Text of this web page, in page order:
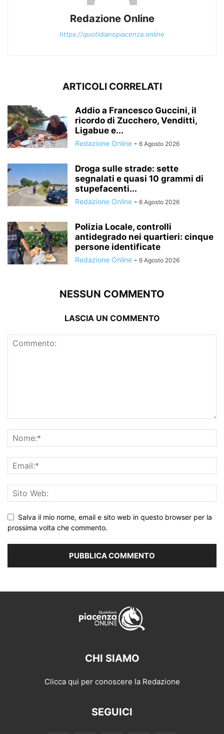
Redazione Online
https://quotidianopiacenza.online
ARTICOLI CORRELATI
Addio a Francesco Guccini, il
ricordo di Zucchero, Venditti,
Ligabue e...
Redazione Online - 6 Agosto 2026
Droga sulle strade: sette
segnalati e quasi 10 grammi di
stupefacenti...
Redazione Online - 6 Agosto 2026
Polizia Locale, controlli
antidegrado nei quartieri: cinque
persone identificate
Redazione Online - 6 Agosto 2026
NESSUN COMMENTO
LASCIA UN COMMENTO
Salva il mio nome, email e sito web in questo browser per la
prossima volta che commento.
CHI SIAMO
Clicca qui per conoscere la Redazione
SEGUICI